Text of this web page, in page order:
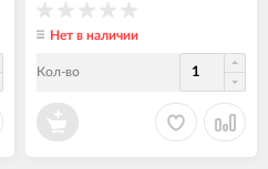
Нет в наличии
Кол-во